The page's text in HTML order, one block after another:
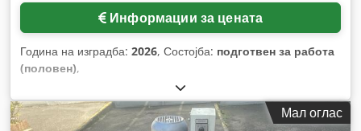
Информации за цената
Година на изградба: 2026, Состојба: подготвен за работа
(половен),
Мал оглас